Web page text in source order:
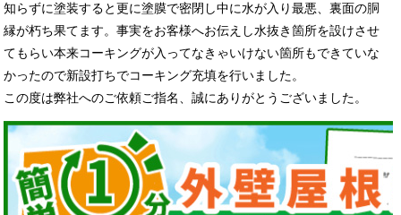
知らずに塗装すると更に塗膜で密閉し中に水が入り最悪、裏面の胴
縁が朽ち果てます。事実をお客様へお伝えし水抜き箇所を設けさせ
てもらい本来コーキングが入ってなきゃいけない箇所もできていな
かったので新設打ちでコーキング充填を行いました。
この度は弊社へのご依頼ご指名、誠にありがとうございました。